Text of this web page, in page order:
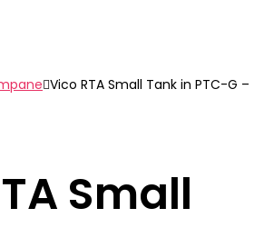
Vico RTA Small Tank in PTC-G –
Small